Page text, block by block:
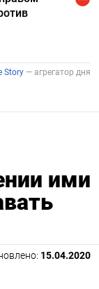
ими
15.04.2020